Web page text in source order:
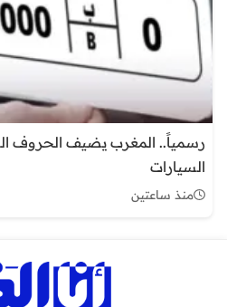
رسمياً.. المغرب يضيف الحروف
السيارات
منذ ساعتين